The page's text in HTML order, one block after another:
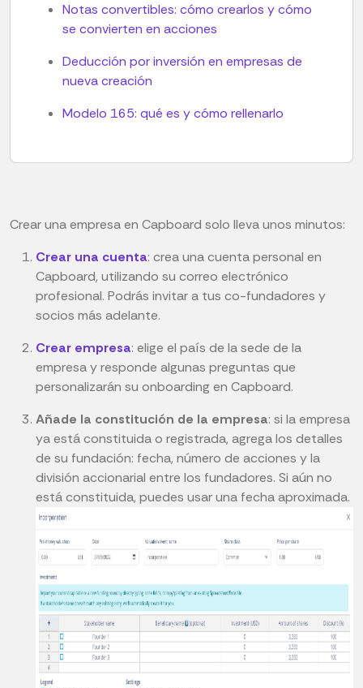
Notas convertibles: cómo crearlos y cómo
se convierten en acciones
Deducción por inversión en empresas de
nueva creación
Modelo 165: qué es y cómo rellenarlo
Crear una empresa en Capboard solo lleva unos minutos:
Crear una cuenta: crea una cuenta personal en
Capboard, utilizando su correo electrónico
profesional. Podrás invitar a tus co-fundadores y
socios más adelante.
Crear empresa: elige el país de la sede de la
empresa y responde algunas preguntas que
personalizarán su onboarding en Capboard.
Añade la constitución de la empresa: si la empresa
ya está constituida o registrada, agrega los detalles
de su fundación: fecha, número de acciones y la
división accionarial entre los fundadores. Si aún no
está constituida, puedes usar una fecha aproximada.